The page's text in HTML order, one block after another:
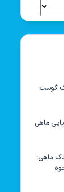
گوست
ماهی
ماهی: